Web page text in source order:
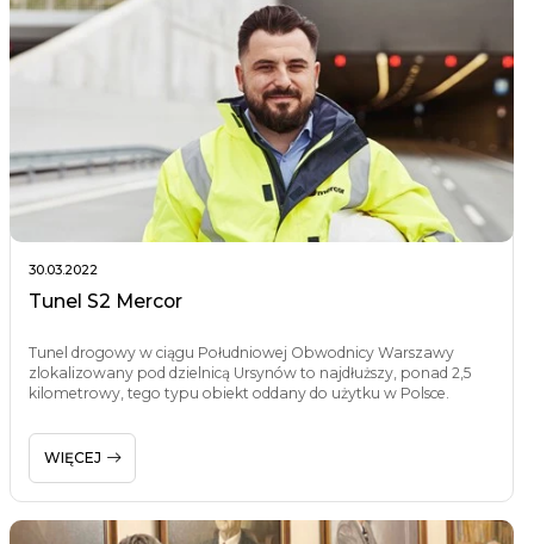
30.03.2022
Tunel S2 Mercor
Tunel drogowy w ciągu Południowej Obwodnicy Warszawy
zlokalizowany pod dzielnicą Ursynów to najdłuższy, ponad 2,5
kilometrowy, tego typu obiekt oddany do użytku w Polsce.
WIĘCEJ